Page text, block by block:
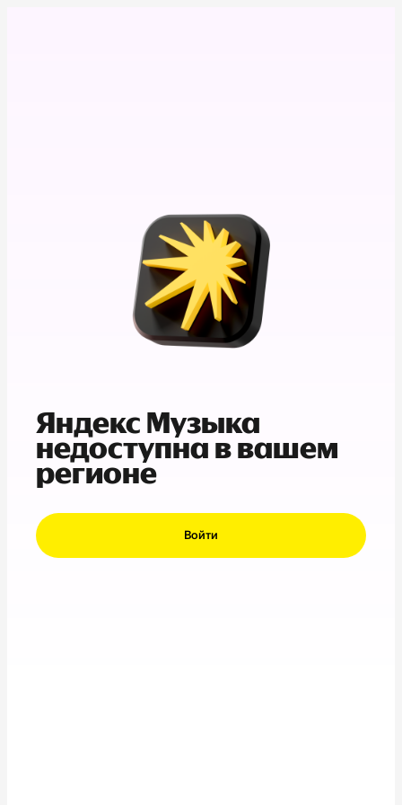
Яндекс Музыка
недоступна в вашем
регионе
Войти